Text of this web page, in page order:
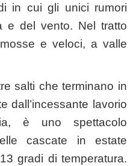
in cui gli unici rumori
e del vento. Nel tratto
e veloci, a valle
salti che terminano in
dall’incessante lavorio
è uno spettacolo
cascate in estate
gradi di temperatura.